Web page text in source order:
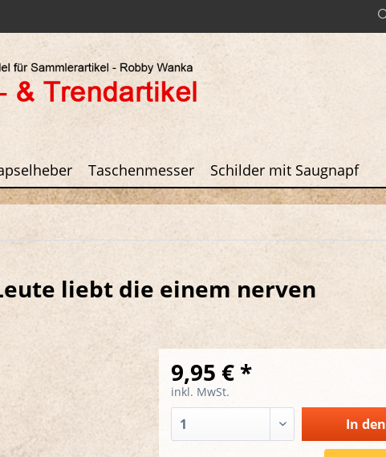
Taschenmesser Schilder mit Saugnapf
liebt die einem nerven
9,95 € *
inkl. MwSt.
In den